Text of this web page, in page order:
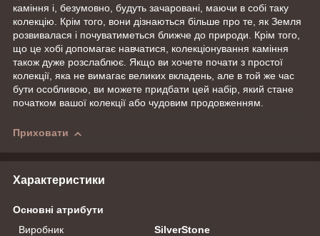
каміння і, безумовно, будуть зачаровані, маючи в собі таку
колекцію. Крім того, вони дізнаються більше про те, як Земля
розвивалася і почуватиметься ближче до природи. Крім того,
що це хобі допомагає навчатися, колекціонування каміння
також дуже розслаблює. Якщо ви хочете почати з простої
колекції, яка не вимагає великих вкладень, але в той же час
бути особливою, ви можете придбати цей набір, який стане
початком вашої колекції або чудовим продовженням.
Приховати
Характеристики
Основні атрибути
Виробник
SilverStone